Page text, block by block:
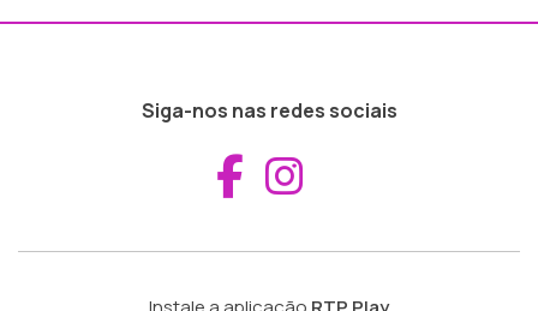
Siga-nos nas redes sociais
Aceder ao